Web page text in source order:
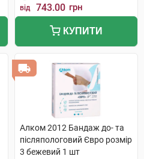
від 743.00 грн
КУПИТИ
Алком 2012 Бандаж до- та
післяпологовий Євро розмір
3 бежевий 1 шт